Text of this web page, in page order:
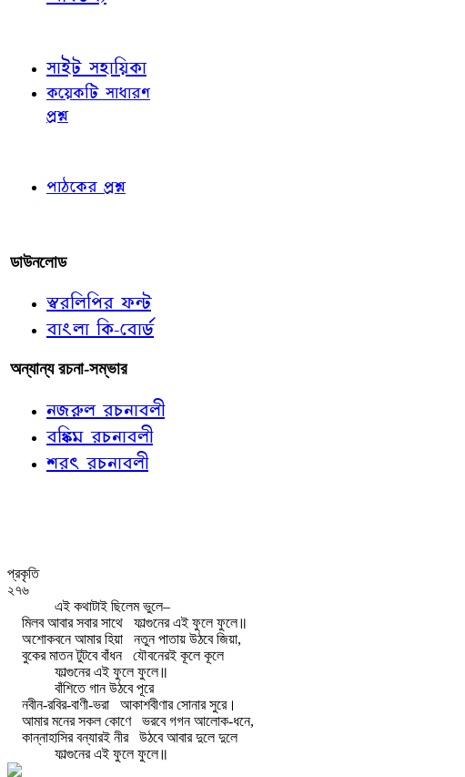
সাইট সহায়িকা
কয়েকটি সাধারণ
প্রশ্ন
পাঠকের প্রশ্ন
ডাউনলোড
স্বরলিপির ফন্ট
বাংলা কি-বোর্ড
অন্যান্য রচনা-সম্ভার
নজরুল রচনাবলী
বঙ্কিম রচনাবলী
শরৎ রচনাবলী
প্রকৃতি
২৭৬
এই কথাটাই ছিলেম ভুলে–
মিলব আবার সবার সাথে
ফাল্গুনের এই ফুলে ফুলে॥
অশোকবনে আমার হিয়া
নতুন পাতায় উঠবে জিয়া,
বুকের মাতন টুটবে বাঁধন
যৌবনেরই কূলে কূলে
ফাল্গুনের এই ফুলে ফুলে॥
বাঁশিতে গান উঠবে পূরে
নবীন-রবির-বাণী-ভরা
আকাশবীণার সোনার সুরে।
আমার মনের সকল কোণে
ভরবে গগন আলোক-ধনে,
কান্নাহাসির বন্যারই নীর
উঠবে আবার দুলে দুলে
ফাল্গুনের এই ফুলে ফুলে॥